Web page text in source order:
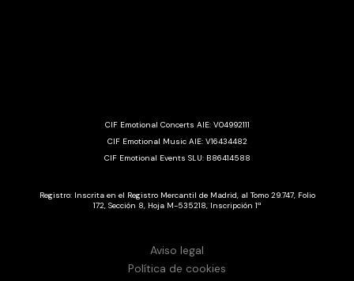
CIF Emotional Concerts AIE: V04992111
CIF Emotional Music AIE: V16434482
CIF Emotional Events SLU: B86414588
Registro: Inscrita en el Registro Mercantil de Madrid, al Tomo 29.747, Folio
172, Sección 8, Hoja M-535218, Inscripción 1ª
Aviso legal
Política de cookies